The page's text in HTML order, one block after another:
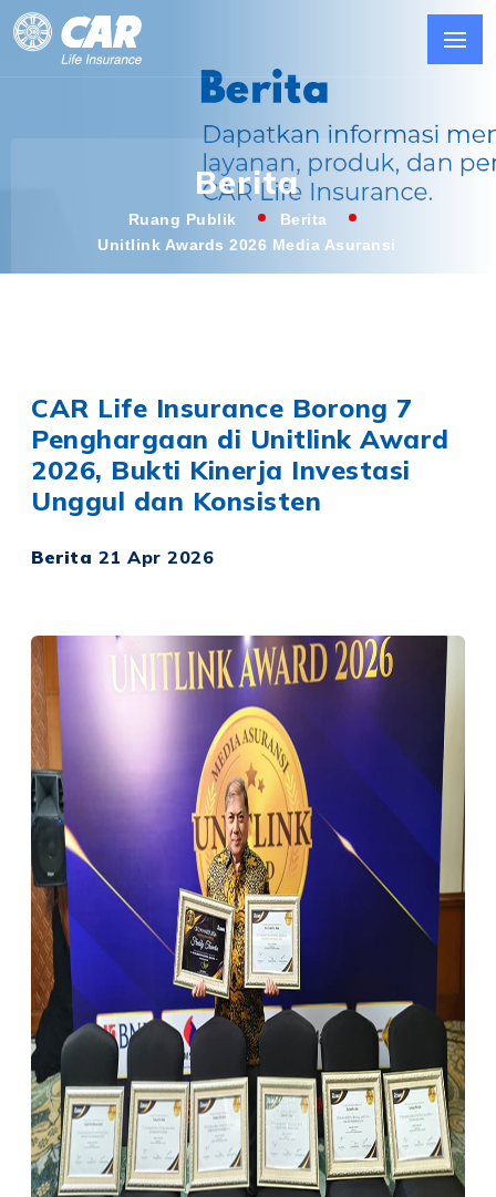
Berita
Ruang Publik
Berita
Unitlink Awards 2026 Media Asuransi
CAR Life Insurance Borong 7
Penghargaan di Unitlink Award
2026, Bukti Kinerja Investasi
Unggul dan Konsisten
Berita 21 Apr 2026